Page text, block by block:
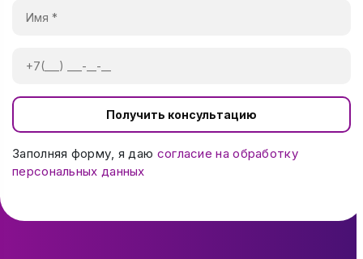
Получить консультацию
Заполняя форму, я даю согласие на обработку
персональных данных